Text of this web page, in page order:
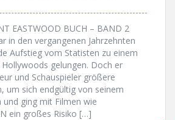
EASTWOOD BUCH – BAND 2
in den vergangenen Jahrzehnten
Aufstieg vom Statisten zu einem
gelungen. Doch er
und Schauspieler größere
um sich endgültig von seinem
und ging mit Filmen wie
ein großes Risiko […]